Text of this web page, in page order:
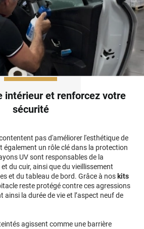
intérieur et renforcez votre
sécurité
pas d'améliorer l'esthétique de
également un rôle clé dans la protection
UV sont responsables de la
du cuir, ainsi que du vieillissement
et du tableau de bord. Grâce à nos kits
reste protégé contre ces agressions
ainsi la durée de vie et l’aspect neuf de
agissent comme une barrière